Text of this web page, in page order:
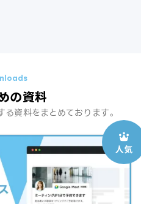
の資料
資料をまとめております。